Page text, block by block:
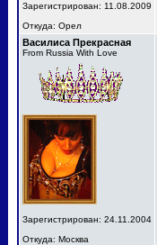
Зарегистрирован: 11.08.2009
Откуда: Орел
Василиса Прекрасная
From Russia With Love
Зарегистрирован: 24.11.2004
Откуда: Москва